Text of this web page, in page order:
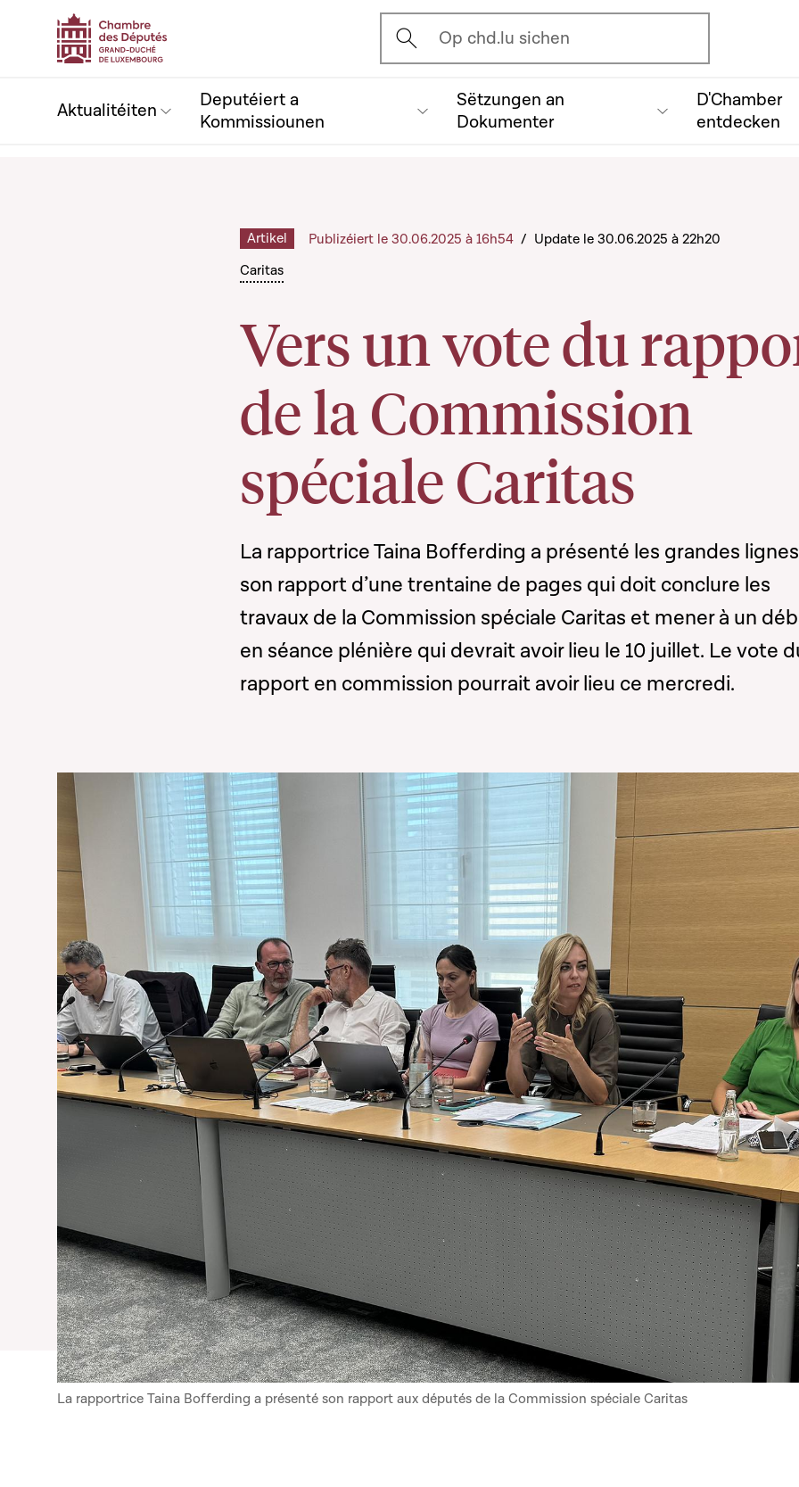
Ouvrir l'écran de recherche
Op chd.lu sichen
Aktualitéiten
Deputéiert a
Kommissiounen
Sëtzungen an
Dokumenter
D'Chamber
entdecken
Caritas
Vers un vote du
de la Commission
spéciale Caritas
Artikel Publizéiert le 30.06.2025 à 16h54 / Update le 30.06.2025 à 22h20
La rapportrice Taina Bofferding a présenté les grandes
son rapport d’une trentaine de pages qui doit conclure les
travaux de la Commission spéciale Caritas et mener à un
en séance plénière qui devrait avoir lieu le 10 juillet. Le vote
rapport en commission pourrait avoir lieu ce mercredi.
La rapportrice Taina Bofferding a présenté son rapport aux députés de la Commission spéciale Caritas